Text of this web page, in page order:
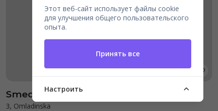
Smederevska tvrđava
3, Omladinska
Этот веб-сайт использует файлы cookie
для улучшения общего пользовательского
опыта.
Принять все
Настроить